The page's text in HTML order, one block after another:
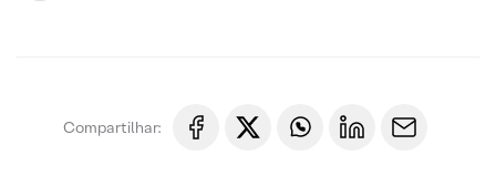
Compartilhar: